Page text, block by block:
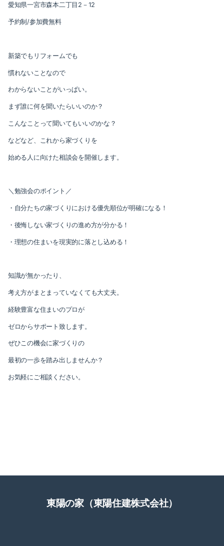
愛知県一宮市森本二丁目 2 － 12
予約制/参加費無料
新築でもリフォームでも
慣れないことなので
わからないことがいっぱい。
まず誰に何を聞いたらいいのか？
こんなことって聞いてもいいのかな？
などなど、これから家づくりを
始める人に向けた相談会を開催します。
＼勉強会のポイント／
・自分たちの家づくりにおける優先順位が明確になる！
・後悔しない家づくりの進め方が分かる！
・理想の住まいを現実的に落とし込める！
知識が無かったり、
考え方がまとまっていなくても大丈夫。
経験豊富な住まいのプロが
ゼロからサポート致します。
ぜひこの機会に家づくりの
最初の一歩を踏み出しませんか？
お気軽にご相談ください。
東陽の家（東陽住建株式会社）